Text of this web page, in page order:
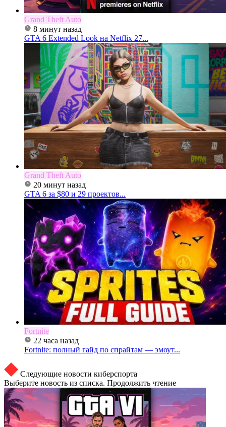
Grand Theft Auto
8 минут назад
GTA 6 Extended Look на Netflix 27...
Grand Theft Auto
20 минут назад
GTA 6 за $80 и 29 проектов...
Fortnite
22 часа назад
Fortnite: полный гайд по спрайтам — эмоут...
Следующие новости киберспорта
Выберите новость из списка. Продолжить чтение